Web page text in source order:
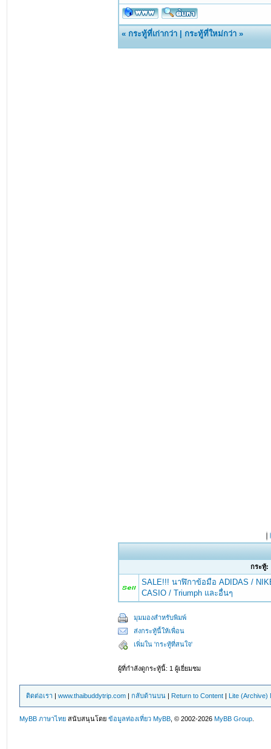
«กระทู้ที่เก่ากว่า |กระทู้ที่ใหม่กว่า »
กระทู้:
SALE!!! นาฬิกาข้อมือ ADIDAS /
CASIO / Triumph และอื่นๆ
มุมมองสำหรับพิมพ์
ส่งกระทู้นี้ให้เพื่อน
เพิ่มใน 'กระทู้ที่สนใจ'
ผู้ที่กำลังดูกระทู้นี้: 1 ผู้เยี่ยมชม
ติดต่อเรา |www.thaibuddytrip.com |กลับด้านบน | Return to Content | Lite (Archive)
MyBB ภาษาไทย สนับสนุนโดยข้อมูลท่องเที่ยว MyBB , © 2002-2026MyBB Group